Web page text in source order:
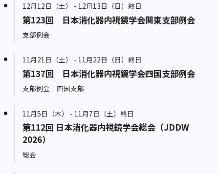
12月12日（土） - 12月13日（日）終日
第123回 日本消化器内視鏡学会関東支部例会
支部例会
11月21日（土） - 11月22日（日）終日
第137回 日本消化器内視鏡学会四国支部例会
支部例会｜四国支部
11月5日（木） - 11月7日（土）終日
第112回 日本消化器内視鏡学会総会（JDDW
2026）
総会